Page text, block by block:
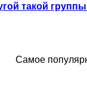
такой
Самое